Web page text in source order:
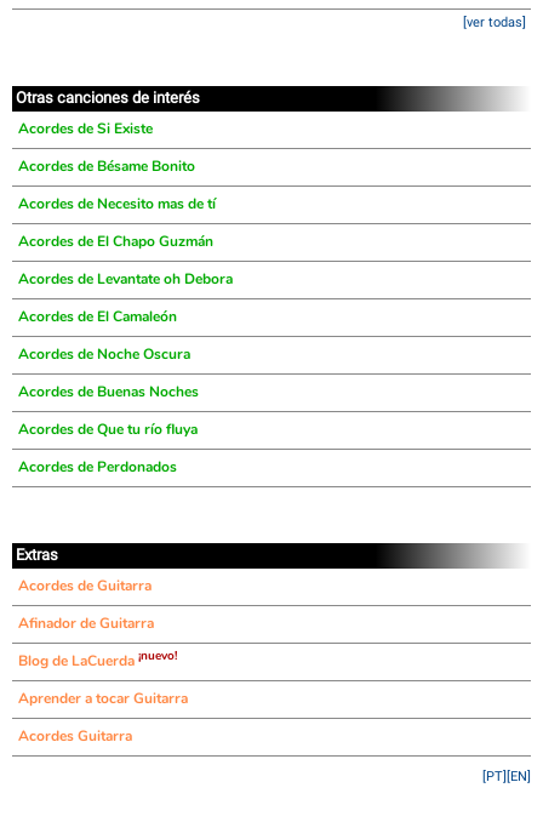
[ver todas]
Otras canciones de interés
Acordes de Si Existe
Acordes de Bésame Bonito
Acordes de Necesito mas de tí
Acordes de El Chapo Guzmán
Acordes de Levantate oh Debora
Acordes de El Camaleón
Acordes de Noche Oscura
Acordes de Buenas Noches
Acordes de Que tu río fluya
Acordes de Perdonados
Extras
Acordes de Guitarra
Afinador de Guitarra
Blog de LaCuerda ¡nuevo!
Aprender a tocar Guitarra
Acordes Guitarra
[EN]
[PT]